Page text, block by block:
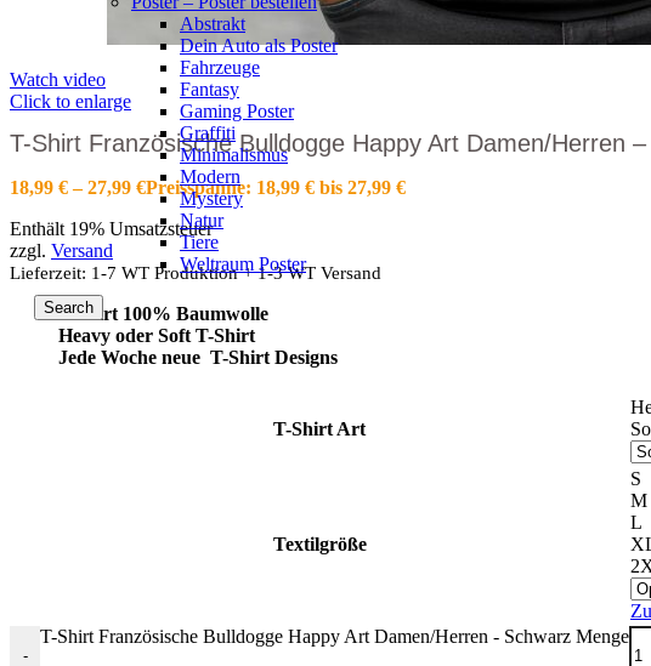
Abstrakt
Dein Auto als Poster
Fahrzeuge
Fantasy
Gaming Poster
Graffiti
Minimalismus
Modern
Mystery
Natur
Tiere
Weltraum Poster
Search
Watch video
Click to enlarge
T-Shirt Französische Bulldogge Happy Art Damen/Herren
18,99 € –27,99 €Preisspanne: 18,99 € bis 27,99 €
Enthält 19% Umsatzsteuer
zzgl. Versand
Lieferzeit: 1-7 WT Produktion + 1-3 WT Versand
T-Shirt 100% Baumwolle
Heavy oder Soft T-Shirt
Jede Woche neue T-Shirt Designs
T-Shirt Art
Textilgröße
S
M
L
-
T-Shirt Französische Bulldogge Happy Art Damen/Herren - Schwarz Menge